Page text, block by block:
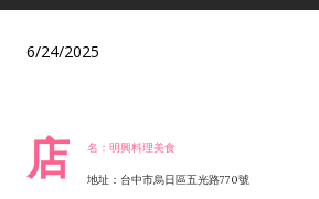
6/24/2025
店 名：明興料理美食
地址：台中市烏日區五光路770號